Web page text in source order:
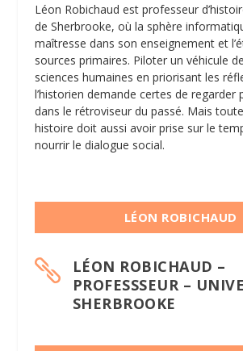
Léon Robichaud est professeur
de Sherbrooke, où la sphère
maîtresse dans son enseignement et
sources primaires. Piloter un véhicule
sciences humaines en priorisant les
l’historien demande certes de regarder
dans le rétroviseur du passé. Mais
histoire doit aussi avoir prise sur le
nourrir le dialogue social.
LÉON ROBICHAUD

LÉON ROBICHAUD –
PROFESSSEUR –
SHERBROOKE